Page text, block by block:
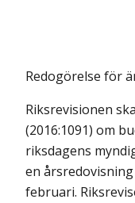
Redogörelse för
Riksrevisionen
(2016:1091) om
riksdagens
en
februari.